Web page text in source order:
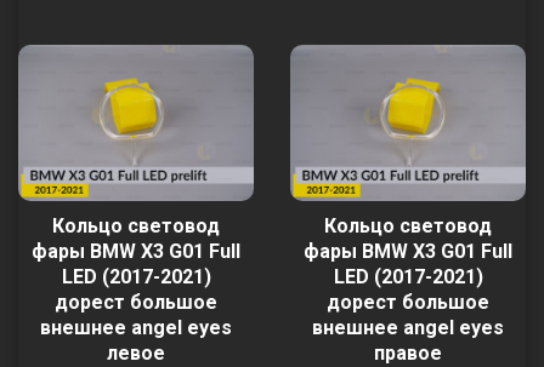
Кольцо световод
фары BMW X3 G01 Full
LED (2017-2021)
дорест большое
внешнее angel eyes
левое
Кольцо световод
фары BMW X3 G01 Full
LED (2017-2021)
дорест большое
внешнее angel eyes
правое